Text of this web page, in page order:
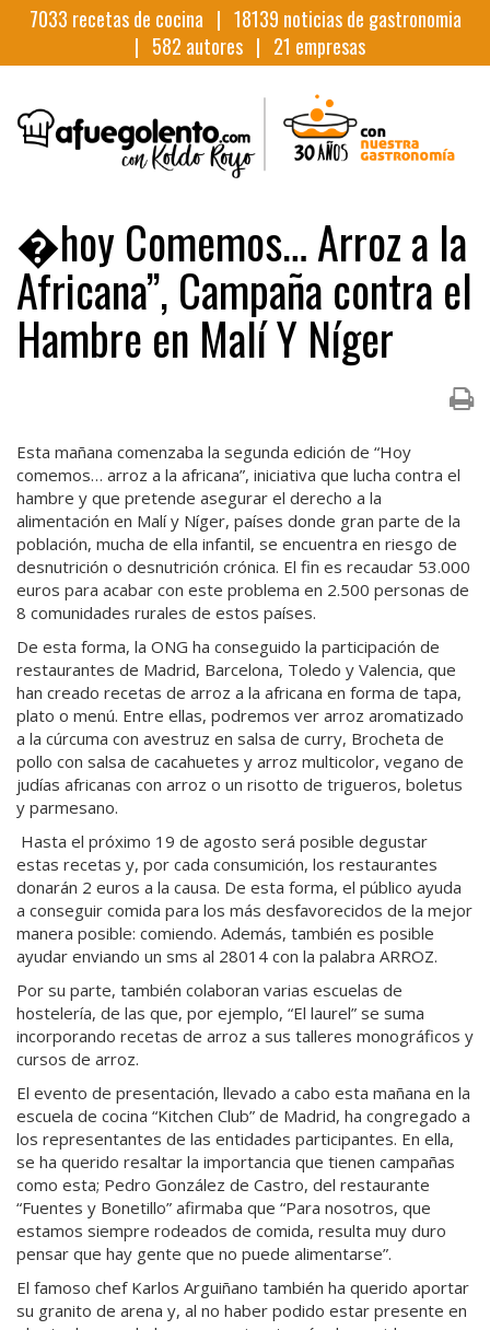
7033 recetas de cocina | 18139 noticias de gastronomia
| 582 autores | 21 empresas
�hoy Comemos… Arroz a la
Africana”, Campaña contra el
Hambre en Malí Y Níger
Esta mañana comenzaba la segunda edición de “Hoy
comemos… arroz a la africana”, iniciativa que lucha contra el
hambre y que pretende asegurar el derecho a la
alimentación en Malí y Níger, países donde gran parte de la
población, mucha de ella infantil, se encuentra en riesgo de
desnutrición o desnutrición crónica. El fin es recaudar 53.000
euros para acabar con este problema en 2.500 personas de
8 comunidades rurales de estos países.
De esta forma, la ONG ha conseguido la participación de
restaurantes de Madrid, Barcelona, Toledo y Valencia, que
han creado recetas de arroz a la africana en forma de tapa,
plato o menú. Entre ellas, podremos ver arroz aromatizado
a la cúrcuma con avestruz en salsa de curry, Brocheta de
pollo con salsa de cacahuetes y arroz multicolor, vegano de
judías africanas con arroz o un risotto de trigueros, boletus
y parmesano.
Hasta el próximo 19 de agosto será posible degustar
estas recetas y, por cada consumición, los restaurantes
donarán 2 euros a la causa. De esta forma, el público ayuda
a conseguir comida para los más desfavorecidos de la mejor
manera posible: comiendo. Además, también es posible
ayudar enviando un sms al 28014 con la palabra ARROZ.
Por su parte, también colaboran varias escuelas de
hostelería, de las que, por ejemplo, “El laurel” se suma
incorporando recetas de arroz a sus talleres monográficos y
cursos de arroz.
El evento de presentación, llevado a cabo esta mañana en la
escuela de cocina “Kitchen Club” de Madrid, ha congregado a
los representantes de las entidades participantes. En ella,
se ha querido resaltar la importancia que tienen campañas
como esta; Pedro González de Castro, del restaurante
“Fuentes y Bonetillo” afirmaba que “Para nosotros, que
estamos siempre rodeados de comida, resulta muy duro
pensar que hay gente que no puede alimentarse”.
El famoso chef Karlos Arguiñano también ha querido aportar
su granito de arena y, al no haber podido estar presente en